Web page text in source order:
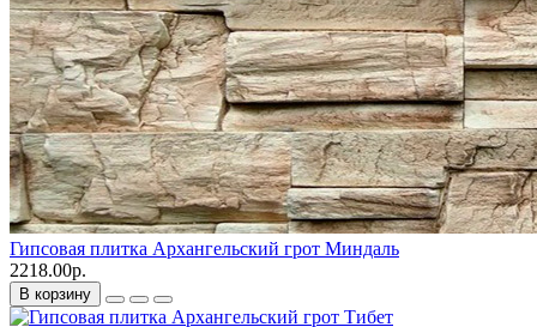
Гипсовая плитка Архангельский грот Миндаль
2218.00р.
В корзину